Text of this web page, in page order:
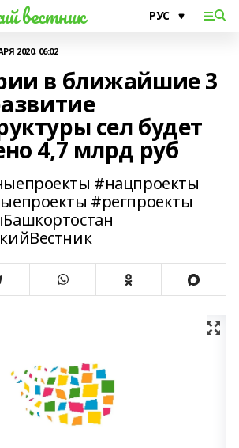
вестник
2020, 06:02
в ближайшие 3
сел будет
4,7 млрд руб
#нацпроекты
#регпроекты